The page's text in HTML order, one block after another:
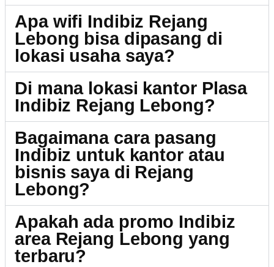
Apa wifi Indibiz Rejang
Lebong bisa dipasang di
lokasi usaha saya?
Di mana lokasi kantor Plasa
Indibiz Rejang Lebong?
Bagaimana cara pasang
Indibiz untuk kantor atau
bisnis saya di Rejang
Lebong?
Apakah ada promo Indibiz
area Rejang Lebong yang
terbaru?